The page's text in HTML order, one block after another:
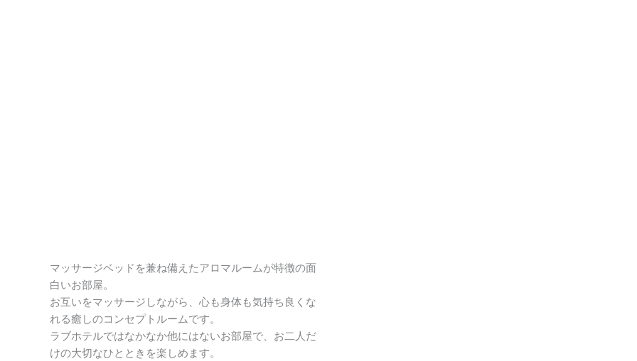
マッサージベッドを兼ね備えたアロマルームが特徴の面
白いお部屋。
お互いをマッサージしながら、心も身体も気持ち良くな
れる癒しのコンセプトルームです。
ラブホテルではなかなか他にはないお部屋で、お二人だ
けの大切なひとときを楽しめます。